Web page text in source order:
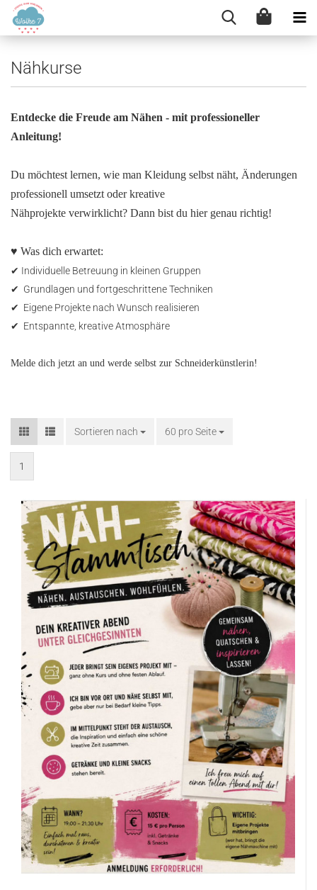
Nähkurse
Entdecke die Freude am Nähen - mit professioneller
Anleitung!
Du möchtest lernen, wie man Kleidung selbst näht, Änderungen
professionell umsetzt oder kreative
Nähprojekte verwirklicht? Dann bist du hier genau richtig!
♥ Was dich erwartet:
✔ Individuelle Betreuung in kleinen Gruppen
✔ Grundlagen und fortgeschrittene Techniken
✔ Eigene Projekte nach Wunsch realisieren
✔ Entspannte, kreative Atmosphäre
Melde dich jetzt an und werde selbst zur Schneiderkünstlerin!
Sortieren nach
Sortieren nach 60 pro Seite
pro Seite
1